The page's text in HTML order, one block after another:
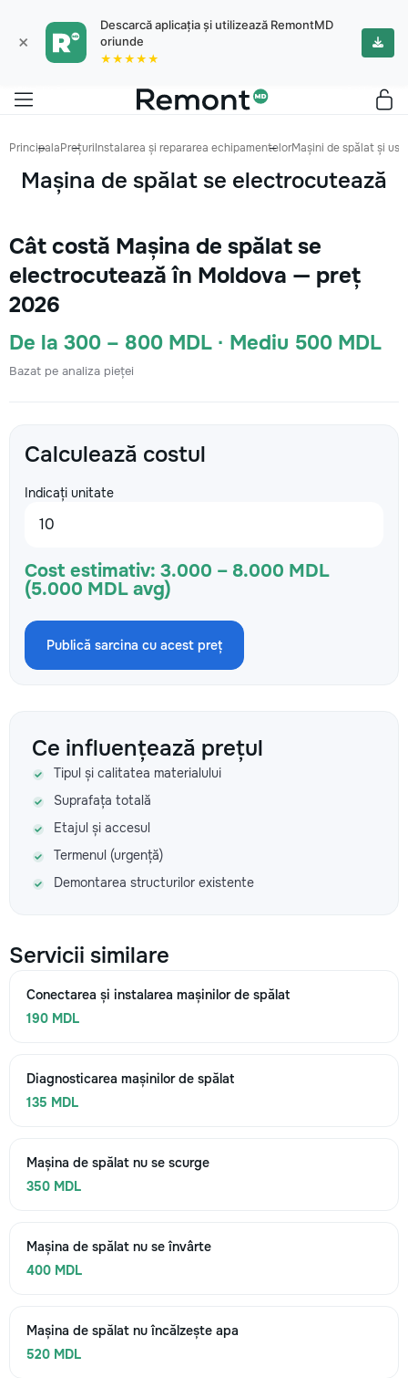
×
Descarcă aplicația și utilizează RemontMD
oriunde
★★★★★
PrincipalaPrețuriInstalarea și repararea echipamentelorMașini de spălat și
Mașina de spălat se electrocutează
Cât costă Mașina de spălat se
electrocutează în Moldova — preț
2026
De la 300 – 800 MDL · Mediu 500 MDL
Bazat pe analiza pieței
Calculează costul
Indicați unitate
Cost estimativ: 3.000 – 8.000 MDL
(5.000 MDL avg)
Publică sarcina cu acest preț
Ce influențează prețul
Tipul și calitatea materialului
Suprafața totală
Etajul și accesul
Termenul (urgență)
Demontarea structurilor existente
Servicii similare
Conectarea și instalarea mașinilor de spălat
190 MDL
Diagnosticarea mașinilor de spălat
135 MDL
Mașina de spălat nu se scurge
350 MDL
Mașina de spălat nu se învârte
400 MDL
Mașina de spălat nu încălzește apa
520 MDL